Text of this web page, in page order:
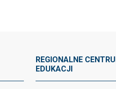
REGIONALNE
EDUKACJI